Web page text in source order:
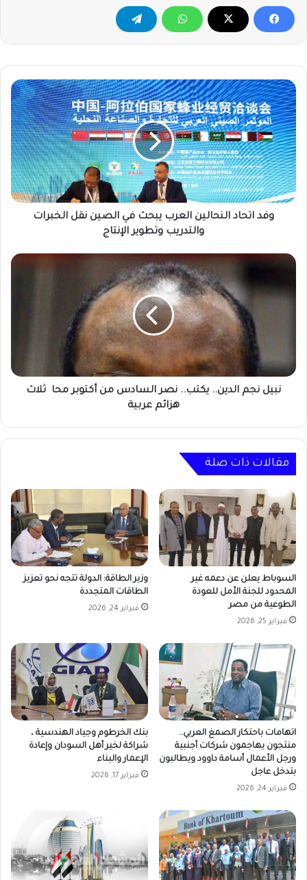
وفد
اتحاد
النحالين
العرب
يبحث
في
الصين
نقل
الخبرات
والتدريبوفد اتحاد النحالين العرب يبحث في الصين نقل الخبرات
والتدريب وتطوير الإنتاج
نبيل
الدين..
محا
هزائم ‏عربية
مقالات ذات صلة
السوباط يعلن عن دعمه غير
المحدود للجنة الأمل للعودة
الطوعية من مصر
فبراير 25, 2026
وزير الطاقة: الدولة تتجه نحو تعزيز
الطاقات المتجددة
فبراير 24, 2026
اتهامات باحتكار الصمغ العربي..
منتجون يهاجمون شركات أجنبية
ورجل الأعمال أسامة داوود ويطالبون
بتدخل عاجل
فبراير 24, 2026
بنك الخرطوم وجياد الهندسية ،
شراكة لخير أهل السودان وإعادة
الإعمار والبناء
فبراير 17, 2026